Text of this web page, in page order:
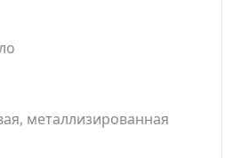
металлизированная